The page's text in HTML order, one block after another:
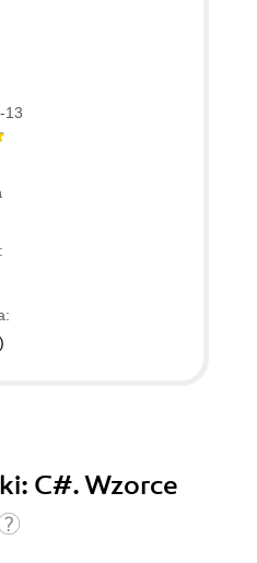
13
)
: C#. Wzorce